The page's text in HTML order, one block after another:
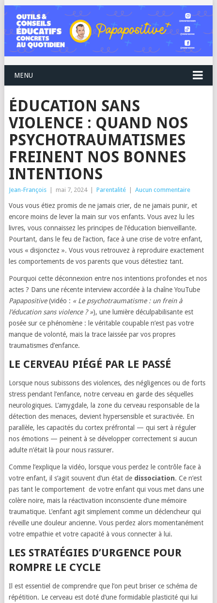
MENU
ÉDUCATION SANS
VIOLENCE : QUAND NOS
PSYCHOTRAUMATISMES
FREINENT NOS BONNES
INTENTIONS
Jean-François mai 7, 2024 Parentalité Aucun commentaire
Vous vous étiez promis de ne jamais crier, de ne jamais punir, et
encore moins de lever la main sur vos enfants. Vous avez lu les
livres, vous connaissez les principes de l’éducation bienveillante.
Pourtant, dans le feu de l’action, face à une crise de votre enfant,
vous « disjonctez ». Vous vous retrouvez à reproduire exactement
les comportements de vos parents que vous détestiez tant.
Pourquoi cette déconnexion entre nos intentions profondes et nos
actes ? Dans une récente interview accordée à la chaîne YouTube
Papapositive(vidéo : « Le psychotraumatisme : un frein à
l’éducation sans violence ? »), une lumière déculpabilisante est
posée sur ce phénomène : le véritable coupable n’est pas votre
manque de volonté, mais la trace laissée par vos propres
traumatismes d’enfance.
LE CERVEAU PIÉGÉ PAR LE PASSÉ
Lorsque nous subissons des violences, des négligences ou de forts
stress pendant l’enfance, notre cerveau en garde des séquelles
neurologiques. L’amygdale, la zone du cerveau responsable de la
détection des menaces, devient hypersensible et suractivée. En
parallèle, les capacités du cortex préfrontal — qui sert à réguler
nos émotions — peinent à se développer correctement si aucun
adulte n’était là pour nous rassurer.
Comme l’explique la vidéo, lorsque vous perdez le contrôle face à
votre enfant, il s’agit souvent d’un état de dissociation. Ce n’est
pas tant le comportement de votre enfant qui vous met dans une
colère noire, mais la réactivation inconsciente d’une mémoire
traumatique. L’enfant agit simplement comme un déclencheur qui
réveille une douleur ancienne. Vous perdez alors momentanément
votre empathie et votre capacité à vous connecter à lui.
LES STRATÉGIES D’URGENCE POUR
ROMPRE LE CYCLE
Il est essentiel de comprendre que l’on peut briser ce schéma de
répétition. Le cerveau est doté d’une formidable plasticité qui lui